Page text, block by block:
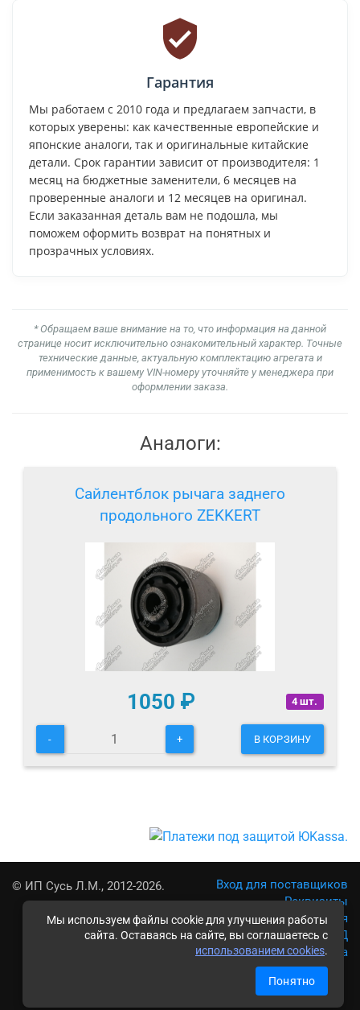
Мы используем файлы cookie для улучшения работы
сайта. Оставаясь на сайте, вы соглашаетесь с
использованием cookies.
Понятно
Гарантия
Мы работаем с 2010 года и предлагаем запчасти, в
которых уверены: как качественные европейские и
японские аналоги, так и оригинальные китайские
детали. Срок гарантии зависит от производителя: 1
месяц на бюджетные заменители, 6 месяцев на
проверенные аналоги и 12 месяцев на оригинал.
Если заказанная деталь вам не подошла, мы
поможем оформить возврат на понятных и
прозрачных условиях.
* Обращаем ваше внимание на то, что информация на данной
странице носит исключительно ознакомительный характер. Точные
технические данные, актуальную комплектацию агрегата и
применимость к вашему VIN-номеру уточняйте у менеджера при
оформлении заказа.
Аналоги:
Сайлентблок рычага заднего
продольного ZEKKERT
4 шт.
1050 ₽
- + В КОРЗИНУ
© ИП Сусь Л.М., 2012-2026.
Вход для поставщиков
Реквизиты
Условия использования
Политика обработки ПД
Карта сайта